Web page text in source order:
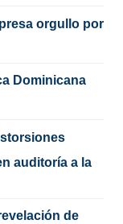
orgullo por
Dominicana
auditoría a la
de